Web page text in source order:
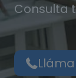
Consulta